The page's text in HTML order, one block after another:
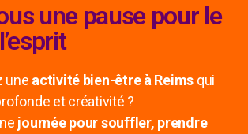
une pause pour le
une activité bien-être à Reims qui
et créativité ?
journée pour souffler, prendre